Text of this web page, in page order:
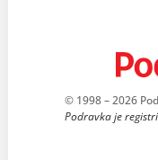
© 1998 – 2026
Podravka je